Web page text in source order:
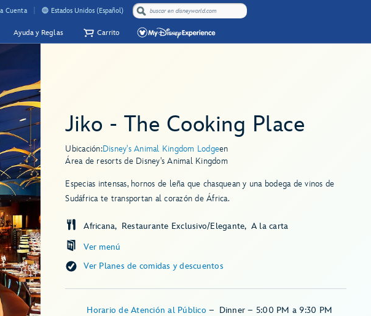
Cuenta Estados Unidos (Español)
Ayuda y Reglas Carrito
Jiko - The Cooking Place
Ubicación:Disney's Animal Kingdom Lodgeen
Área de resorts de Disney's Animal Kingdom
Especias intensas, hornos de leña que chasquean y una bodega de vinos de
Sudáfrica te transportan al corazón de África.
Ver menú
Africana Restaurante Exclusivo/Elegante A la carta
Ver Planes de comidas y descuentos
Horario de Atención al Público– Dinner – 5:00 PM a 9:30 PM